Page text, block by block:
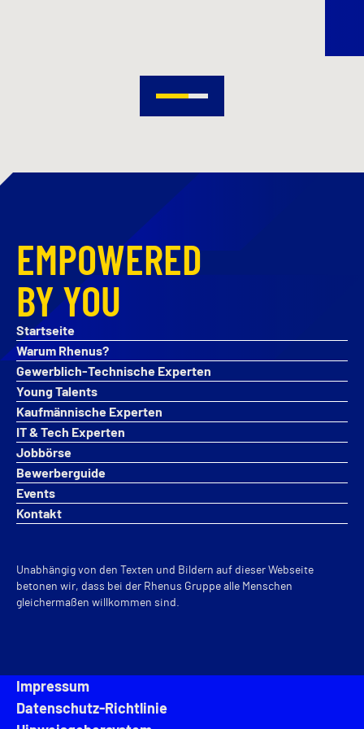
EMPOWERED
BY YOU
Startseite
Warum Rhenus?
Gewerblich-Technische Experten
Young Talents
Kaufmännische Experten
IT & Tech Experten
Jobbörse
Bewerberguide
Events
Kontakt
Unabhängig von den Texten und Bildern auf dieser Webseite
betonen wir, dass bei der Rhenus Gruppe alle Menschen
gleichermaßen willkommen sind.
Impressum
Datenschutz-Richtlinie